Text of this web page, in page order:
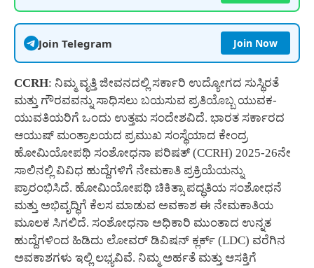
Join Telegram Join Now
CCRH: ನಿಮ್ಮ ವೃತ್ತಿ ಜೀವನದಲ್ಲಿ ಸರ್ಕಾರಿ ಉದ್ಯೋಗದ ಸುಸ್ಥಿರತೆ
ಮತ್ತು ಗೌರವವನ್ನು ಸಾಧಿಸಲು ಬಯಸುವ ಪ್ರತಿಯೊಬ್ಬ ಯುವಕ-
ಯುವತಿಯರಿಗೆ ಒಂದು ಉತ್ತಮ ಸಂದೇಶವಿದೆ. ಭಾರತ ಸರ್ಕಾರದ
ಆಯುಷ್ ಮಂತ್ರಾಲಯದ ಪ್ರಮುಖ ಸಂಸ್ಥೆಯಾದ ಕೇಂದ್ರ
ಹೋಮಿಯೋಪಥಿ ಸಂಶೋಧನಾ ಪರಿಷತ್ (CCRH) 2025-26ನೇ
ಸಾಲಿನಲ್ಲಿ ವಿವಿಧ ಹುದ್ದೆಗಳಿಗೆ ನೇಮಕಾತಿ ಪ್ರಕ್ರಿಯೆಯನ್ನು
ಪ್ರಾರಂಭಿಸಿದೆ. ಹೋಮಿಯೋಪಥಿ ಚಿಕಿತ್ಸಾ ಪದ್ಧತಿಯ ಸಂಶೋಧನೆ
ಮತ್ತು ಅಭಿವೃದ್ಧಿಗೆ ಕೆಲಸ ಮಾಡುವ ಅವಕಾಶ ಈ ನೇಮಕಾತಿಯ
ಮೂಲಕ ಸಿಗಲಿದೆ. ಸಂಶೋಧನಾ ಅಧಿಕಾರಿ ಮುಂತಾದ ಉನ್ನತ
ಹುದ್ದೆಗಳಿಂದ ಹಿಡಿದು ಲೋವರ್ ಡಿವಿಷನ್ ಕ್ಲರ್ಕ್ (LDC) ವರೆಗಿನ
ಅವಕಾಶಗಳು ಇಲ್ಲಿ ಲಭ್ಯವಿವೆ. ನಿಮ್ಮ ಅರ್ಹತೆ ಮತ್ತು ಆಸಕ್ತಿಗೆ